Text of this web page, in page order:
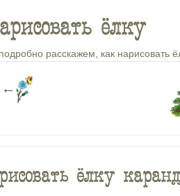
ёлку
расскажем, как нарисовать
←
ёлку